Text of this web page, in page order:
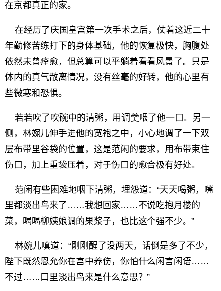
在京都真正的家。
在经历了庆国皇宫第一次手术之后，仗着这近二十
年勤修苦练打下的身体基础，他的恢复极快，胸腹处
依然未曾痊愈，但总算可以平躺着看看风景了。只是
体内的真气散离情况，没有丝毫的好转，他的心里有
些微寒和恐惧。
若若吹了吹碗中的清粥，用调羹喂了他一口。另一
侧，林婉儿伸手进他的宽袍之中，小心地调了一下双
层布带里谷袋的位置，这是范闲的要求，用布带束住
伤口，加上重袋压着，对于伤口的愈合极有好处。
范闲有些困难地咽下清粥，埋怨道：“天天喝粥，嘴
里都淡出鸟来了……我想回家……不说吃抱月楼的
菜，喝喝柳姨娘调的果浆子，也比这个强不少。”
林婉儿嗔道：“刚刚醒了没两天，话倒是多了不少，
陛下既然恩允你在宫中养伤，你怕什么闲言闲语……
不过……口里淡出鸟来是什么意思？”